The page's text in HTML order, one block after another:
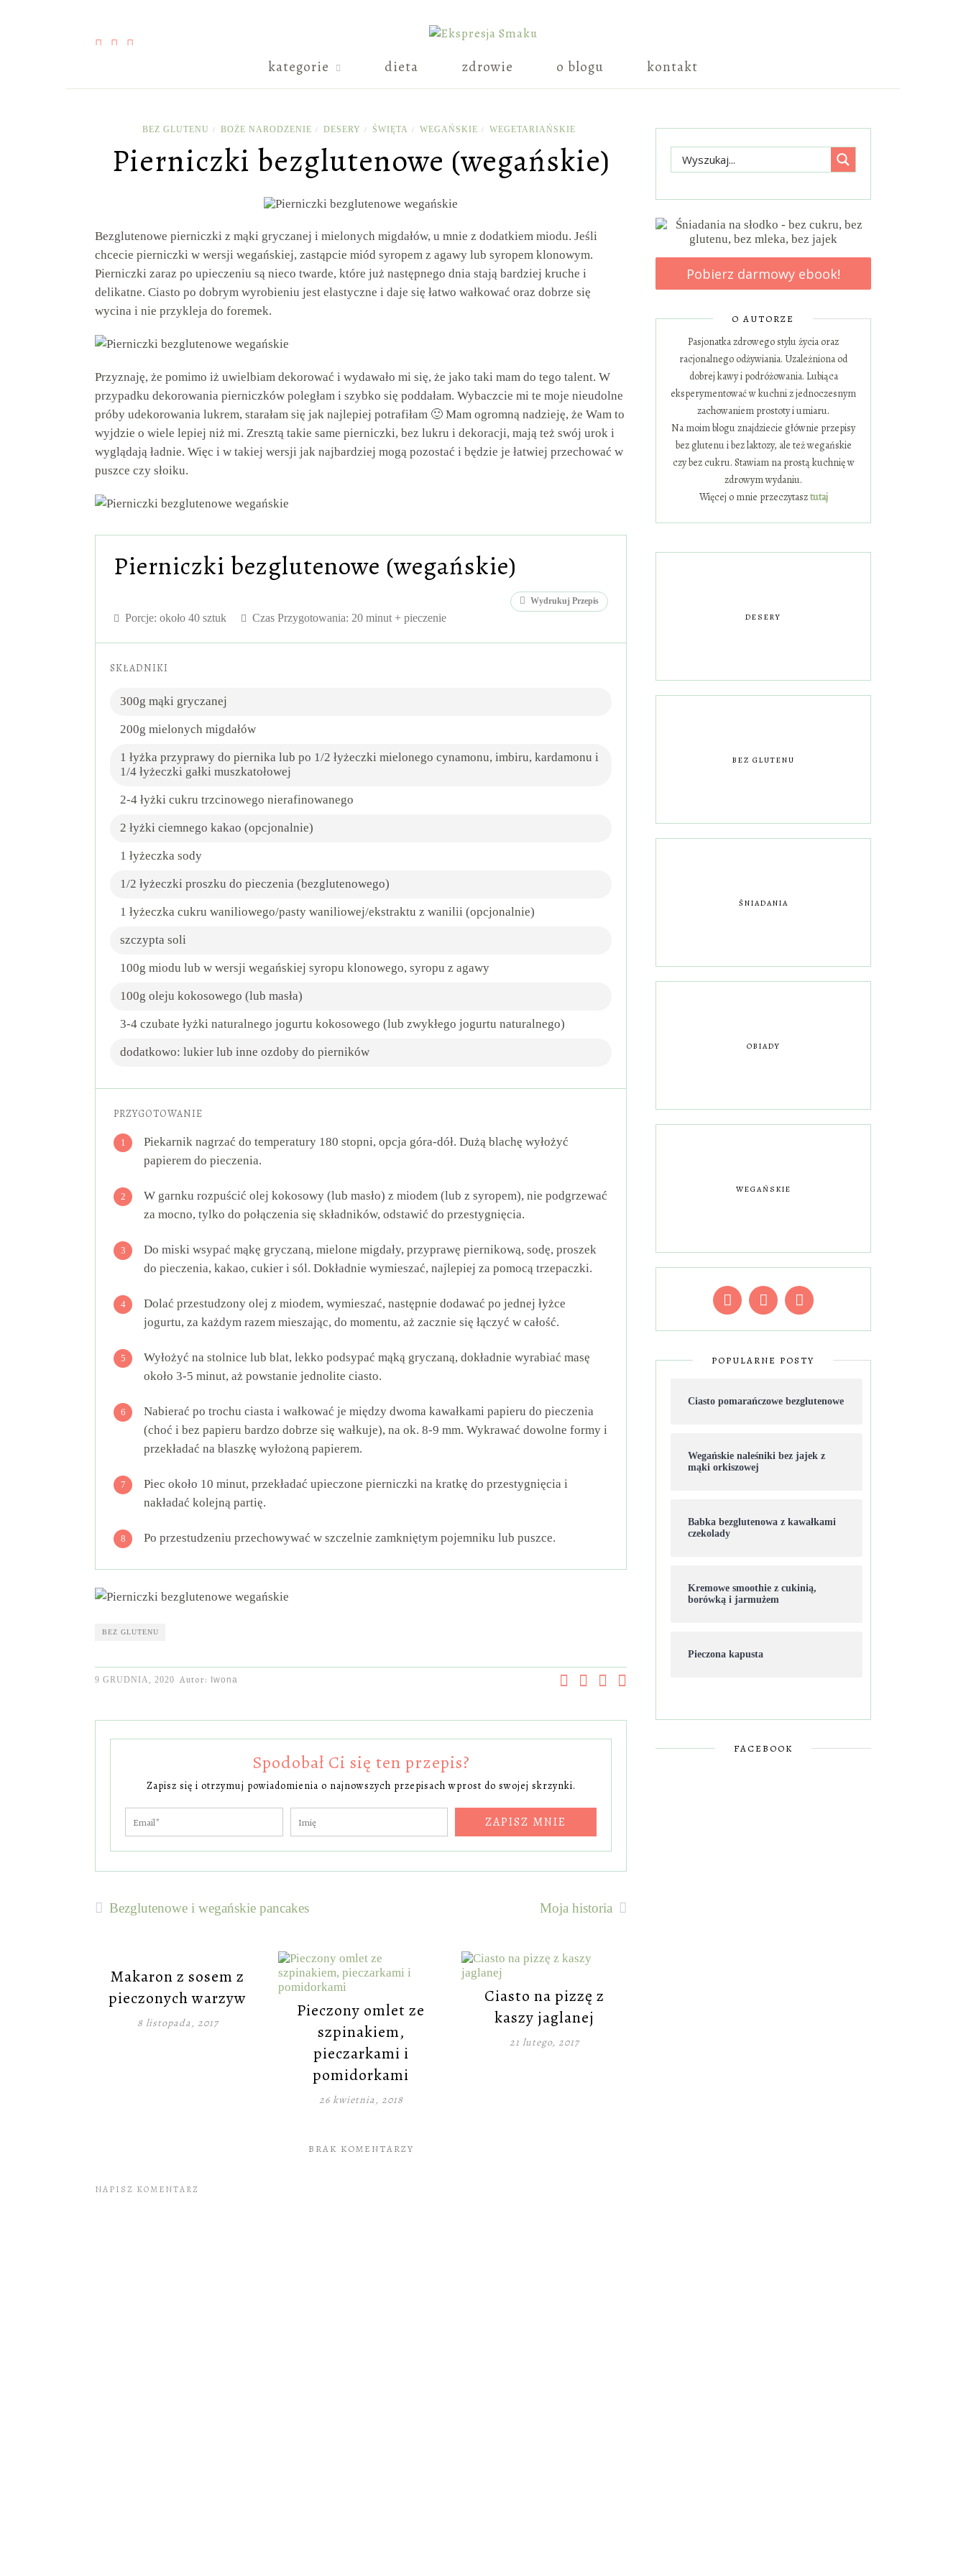
kategorie dieta zdrowie o blogu kontakt
BEZ GLUTENU / BOŻE NARODZENIE / DESERY / ŚWIĘTA / WEGAŃSKIE / WEGETARIAŃSKIE
Pierniczki bezglutenowe (wegańskie)
Bezglutenowe pierniczki z mąki gryczanej i mielonych migdałów, u mnie z dodatkiem miodu. Jeśli
chcecie pierniczki w wersji wegańskiej, zastąpcie miód syropem z agawy lub syropem klonowym.
Pierniczki zaraz po upieczeniu są nieco twarde, które już następnego dnia stają bardziej kruche i
delikatne. Ciasto po dobrym wyrobieniu jest elastyczne i daje się łatwo wałkować oraz dobrze się
wycina i nie przykleja do foremek.
Przyznaję, że pomimo iż uwielbiam dekorować i wydawało mi się, że jako taki mam do tego talent. W
przypadku dekorowania pierniczków poległam i szybko się poddałam. Wybaczcie mi te moje nieudolne
próby udekorowania lukrem, starałam się jak najlepiej potrafiłam 🙂 Mam ogromną nadzieję, że Wam to
wyjdzie o wiele lepiej niż mi. Zresztą takie same pierniczki, bez lukru i dekoracji, mają też swój urok i
wyglądają ładnie. Więc i w takiej wersji jak najbardziej mogą pozostać i będzie je łatwiej przechować w
puszce czy słoiku.
Pierniczki bezglutenowe (wegańskie)
Wydrukuj Przepis
Porcje: około 40 sztuk Czas Przygotowania: 20 minut + pieczenie
SKŁADNIKI
300g mąki gryczanej
200g mielonych migdałów
1 łyżka przyprawy do piernika lub po 1/2 łyżeczki mielonego cynamonu, imbiru, kardamonu i
1/4 łyżeczki gałki muszkatołowej
2-4 łyżki cukru trzcinowego nierafinowanego
2 łyżki ciemnego kakao (opcjonalnie)
1 łyżeczka sody
1/2 łyżeczki proszku do pieczenia (bezglutenowego)
1 łyżeczka cukru waniliowego/pasty waniliowej/ekstraktu z wanilii (opcjonalnie)
szczypta soli
100g miodu lub w wersji wegańskiej syropu klonowego, syropu z agawy
100g oleju kokosowego (lub masła)
3-4 czubate łyżki naturalnego jogurtu kokosowego (lub zwykłego jogurtu naturalnego)
dodatkowo: lukier lub inne ozdoby do pierników
PRZYGOTOWANIE
1
Piekarnik nagrzać do temperatury 180 stopni, opcja góra-dół. Dużą blachę wyłożyć
papierem do pieczenia.
2
W garnku rozpuścić olej kokosowy (lub masło) z miodem (lub z syropem), nie podgrzewać
za mocno, tylko do połączenia się składników, odstawić do przestygnięcia.
3
Do miski wsypać mąkę gryczaną, mielone migdały, przyprawę piernikową, sodę, proszek
do pieczenia, kakao, cukier i sól. Dokładnie wymieszać, najlepiej za pomocą trzepaczki.
4
Dolać przestudzony olej z miodem, wymieszać, następnie dodawać po jednej łyżce
jogurtu, za każdym razem mieszając, do momentu, aż zacznie się łączyć w całość.
5
Wyłożyć na stolnice lub blat, lekko podsypać mąką gryczaną, dokładnie wyrabiać masę
około 3-5 minut, aż powstanie jednolite ciasto.
6
Nabierać po trochu ciasta i wałkować je między dwoma kawałkami papieru do pieczenia
(choć i bez papieru bardzo dobrze się wałkuje), na ok. 8-9 mm. Wykrawać dowolne formy i
przekładać na blaszkę wyłożoną papierem.
7
Piec około 10 minut, przekładać upieczone pierniczki na kratkę do przestygnięcia i
nakładać kolejną partię.
8 Po przestudzeniu przechowywać w szczelnie zamkniętym pojemniku lub puszce.
BEZ GLUTENU
9 GRUDNIA, 2020 Autor: Iwona
Spodobał Ci się ten przepis?
Zapisz się i otrzymuj powiadomienia o najnowszych przepisach wprost do swojej skrzynki.
ZAPISZ MNIE
Bezglutenowe i wegańskie pancakes Moja historia
Makaron z sosem z
pieczonych warzyw
8 listopada, 2017
Pieczony omlet ze
szpinakiem,
pieczarkami i
pomidorkami
26 kwietnia, 2018
Ciasto na pizzę z
kaszy jaglanej
21 lutego, 2017
BRAK KOMENTARZY
NAPISZ KOMENTARZ
Pobierz darmowy ebook!
O AUTORZE
Pasjonatka zdrowego stylu życia oraz
racjonalnego odżywiania. Uzależniona od
dobrej kawy i podróżowania. Lubiąca
eksperymentować w kuchni z jednoczesnym
zachowaniem prostoty i umiaru.
Na moim blogu znajdziecie głównie przepisy
bez glutenu i bez laktozy, ale też wegańskie
czy bez cukru. Stawiam na prostą kuchnię w
zdrowym wydaniu.
Więcej o mnie przeczytasztutaj
DESERY
BEZ GLUTENU
ŚNIADANIA
OBIADY
WEGAŃSKIE
POPULARNE POSTY
Ciasto pomarańczowe bezglutenowe
Wegańskie naleśniki bez jajek z
mąki orkiszowej
Babka bezglutenowa z kawałkami
czekolady
Kremowe smoothie z cukinią,
borówką i jarmużem
Pieczona kapusta
FACEBOOK